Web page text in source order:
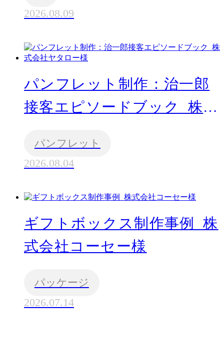
2026.08.09
パンフレット制作：治一郎
接客エピソードブック_株式
パンフレット
2026.08.04
ギフトボックス制作事例_株
式会社コーセー様
パッケージ
2026.07.14